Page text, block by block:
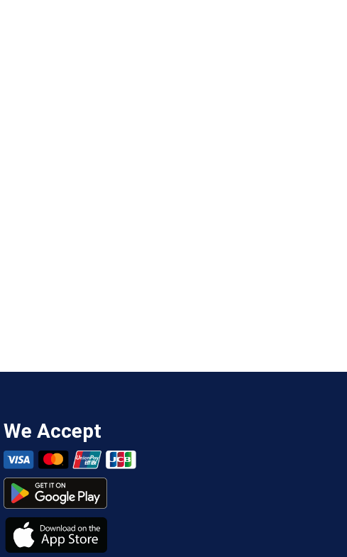
We Accept